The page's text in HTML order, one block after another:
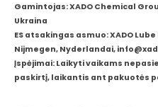
Gamintojas: XADO Chemical
Ukraina
ES atsakingas asmuo: XADO
Nijmegen, Nyderlandai,
Įspėjimai: Laikyti vaikams
paskirtį, laikantis ant pakuotės